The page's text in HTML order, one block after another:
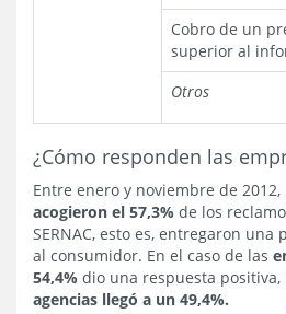
Cobro de un
superior al
Otros
¿Cómo responden las
Entre enero y noviembre de 2012,
acogieron el 57,3% de los
SERNAC, esto es, entregaron
al consumidor. En el caso de las
54,4% dio una respuesta
agencias llegó a un 49,4%.